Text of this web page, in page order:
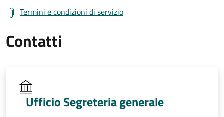
Termini e condizioni di servizio
Contatti
Ufficio Segreteria generale